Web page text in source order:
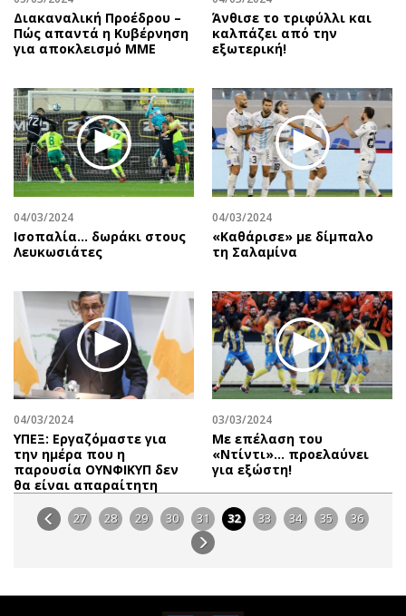
Διακαναλική Προέδρου –
Πώς απαντά η Κυβέρνηση
για αποκλεισμό ΜΜΕ
Άνθισε το τριφύλλι και
καλπάζει από την
εξωτερική!
04/03/2024
Ισοπαλία… δωράκι στους
Λευκωσιάτες
04/03/2024
«Καθάρισε» με δίμπαλο
τη Σαλαμίνα
04/03/2024
ΥΠΕΞ: Εργαζόμαστε για
την ημέρα που η
παρουσία ΟΥΝΦΙΚΥΠ δεν
θα είναι απαραίτητη
03/03/2024
Με επέλαση του
«Ντίντι»… προελαύνει
για εξώστη!
27 28 29 30 31 32 33 34 35 36